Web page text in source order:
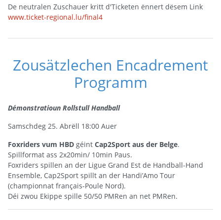
De neutralen Zuschauer kritt d'Ticketen ënnert dësem Link
www.ticket-regional.lu/final4
Zousätzlechen Encadrement
Programm
Démonstratioun Rollstull Handball
Samschdeg 25. Abrëll 18:00 Auer
Foxriders vum HBD géint Cap2Sport aus der Belge.
Spillformat ass 2x20min/ 10min Paus.
Foxriders spillen an der Ligue Grand Est de Handball-Hand
Ensemble, Cap2Sport spillt an der Handi’Amo Tour
(championnat français-Poule Nord).
Déi zwou Ekippe spille 50/50 PMRen an net PMRen.